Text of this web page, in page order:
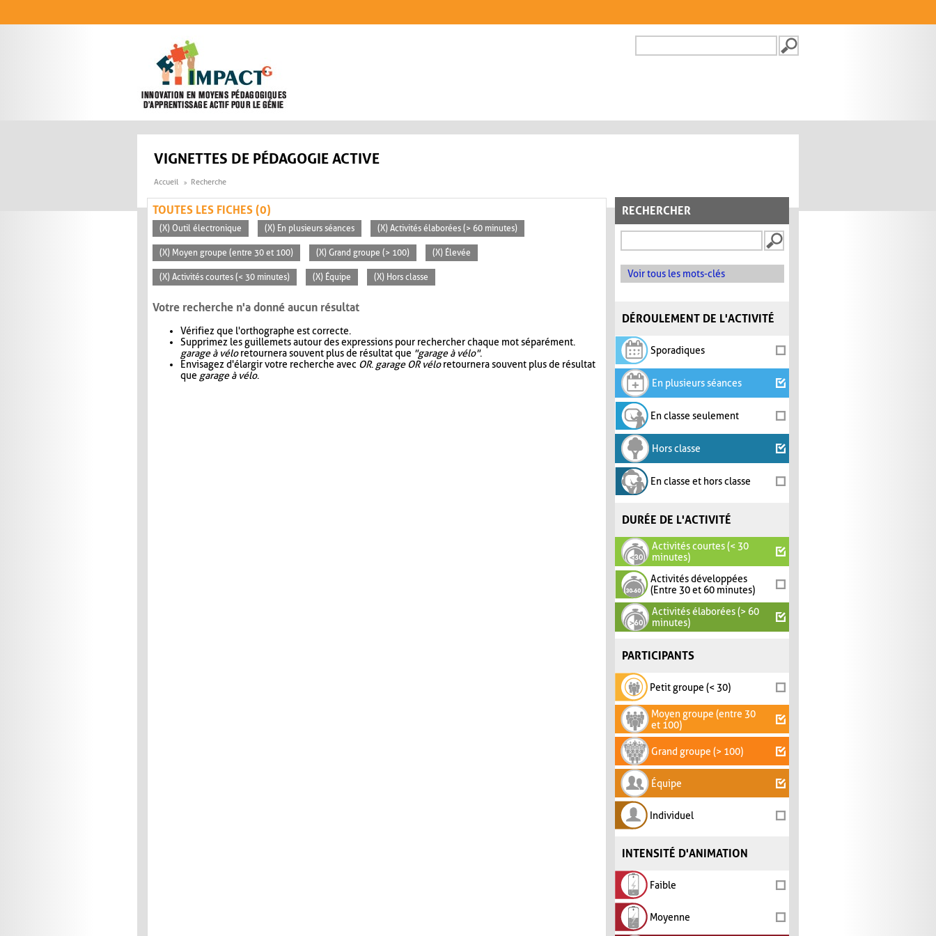
FORMULAIRE DE
VIGNETTES DE PÉDAGOGIE ACTIVE
Accueil Recherche
RECHERCHER
Voir tous les mots-clés
DÉROULEMENT DE L'ACTIVITÉ
Sporadiques
En plusieurs séances
En classe seulement
Hors classe
En classe et hors classe
DURÉE DE L'ACTIVITÉ
Activités courtes (< 30
minutes)
Activités développées
(Entre 30 et 60 minutes)
Activités élaborées (> 60
minutes)
PARTICIPANTS
Petit groupe (< 30)
Moyen groupe (entre 30
et 100)
Grand groupe (> 100)
Équipe
Individuel
INTENSITÉ D'ANIMATION
Faible
Moyenne
TOUTES LES FICHES (0)
(X) Outil électronique (X) En plusieurs séances (X) Activités élaborées (> 60 minutes)
(X) Moyen groupe (entre 30 et 100) (X) Grand groupe (> 100) (X) Élevée
(X) Activités courtes (< 30 minutes) (X) Équipe (X) Hors classe
Votre recherche n'a donné aucun résultat
Vérifiez que l'orthographe est correcte.
Supprimez les guillemets autour des expressions pour rechercher chaque mot séparément.
garage à véloretournera souvent plus de résultat que "garage à vélo".
Envisagez d'élargir votre recherche avec OR. garage OR véloretournera souvent plus de résultat
que garage à vélo.